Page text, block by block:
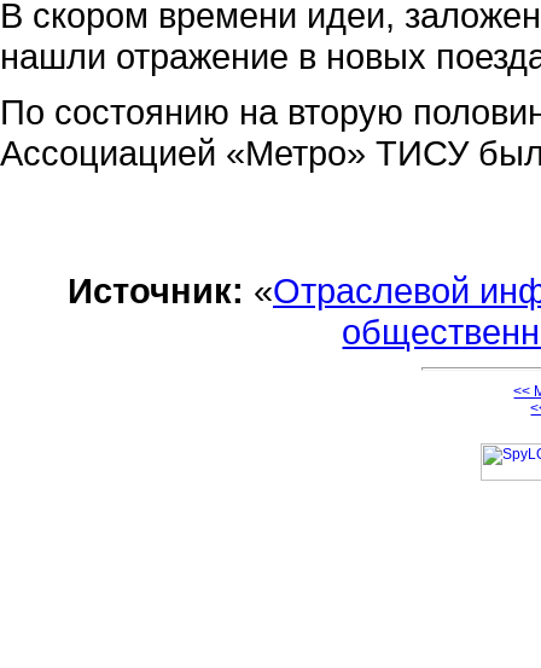
В скором времени идеи,
нашли отражение в новых
По состоянию на вторую
Ассоциацией «Метро» ТИСУ
Источник: «Отраслевой
<<